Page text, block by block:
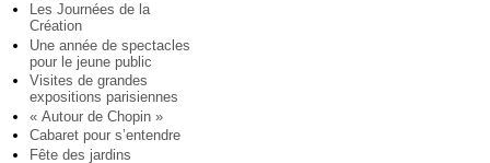
Les Journées de la
Création
Une année de spectacles
pour le jeune public
Visites de grandes
expositions parisiennes
« Autour de Chopin »
Cabaret pour s’entendre
Fête des jardins